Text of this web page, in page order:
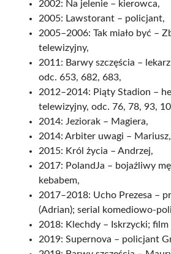
2002: Na jelenie – kierowca,
2005: Lawstorant – policjant,
2005–2006: Tak miało być –
telewizyjny,
2011: Barwy szczęścia –
odc. 653, 682, 683,
2012–2014: Piąty Stadion –
telewizyjny, odc. 76, 78, 93,
2014: Jeziorak – Magiera,
2014: Arbiter uwagi – Mariusz,
2015: Król życia – Andrzej,
2017: PolandJa – bojaźliwy
kebabem,
2017–2018: Ucho Prezesa –
(Adrian); serial komediowo-
2018: Klechdy – Iskrzycki;
2019: Supernova – policjant